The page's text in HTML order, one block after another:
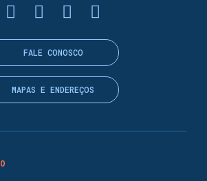
FALE CONOSCO
MAPAS E ENDEREÇOS